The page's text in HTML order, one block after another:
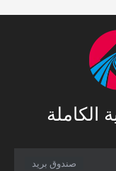
الكاملة
صندوق بريد